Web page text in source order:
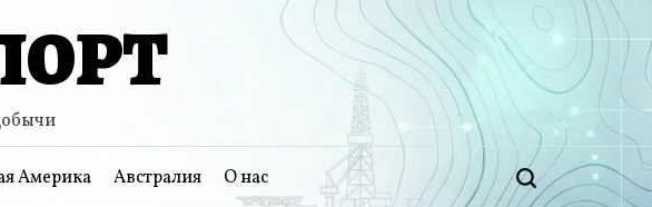
Америка Австралия О нас Поиск